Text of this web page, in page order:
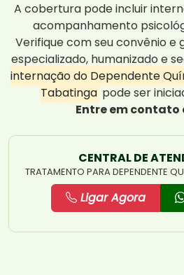
A cobertura pode incluir
acompanhamento
Verifique com seu convênio
especializado, humanizado e
internação do Dependente
Tabatinga pode ser
Entre em contato
CENTRAL DE
TRATAMENTO PARA DEPENDENTE
Ligar Agora